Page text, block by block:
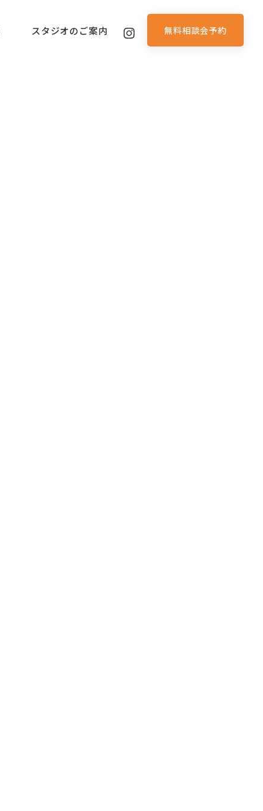
スタジオのご案内 無料相談会予約